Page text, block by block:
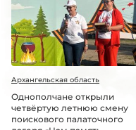
Архангельская область
Однополчане открыли
четвёртую летнюю смену
поискового палаточного